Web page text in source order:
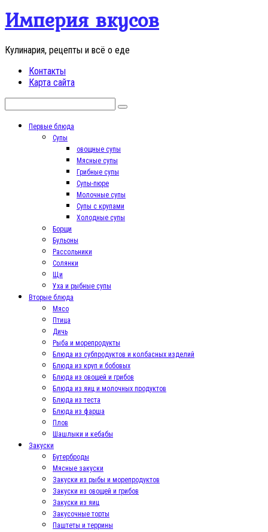
Перейти
контенту
Империя вкусов
Кулинария, рецепты и всё о еде
Контакты
Карта сайта
Первые блюда
Супы
овощные супы
Мясные супы
Грибные супы
Супы-пюре
Молочные супы
Супы с крупами
Холодные супы
Борщи
Бульоны
Рассольники
Солянки
Щи
Уха и рыбные супы
Вторые блюда
Мясо
Птица
Дичь
Рыба и морепродукты
Блюда из субпродуктов и колбасных изделий
Блюда из круп и бобовых
Блюда из овощей и грибов
Блюда из яиц и молочных продуктов
Блюда из теста
Блюда из фарша
Плов
Шашлыки и кебабы
Закуски
Бутерброды
Мясные закуски
Закуски из рыбы и морепродуктов
Закуски из овощей и грибов
Закуски из яиц
Закусочные торты
Паштеты и террины